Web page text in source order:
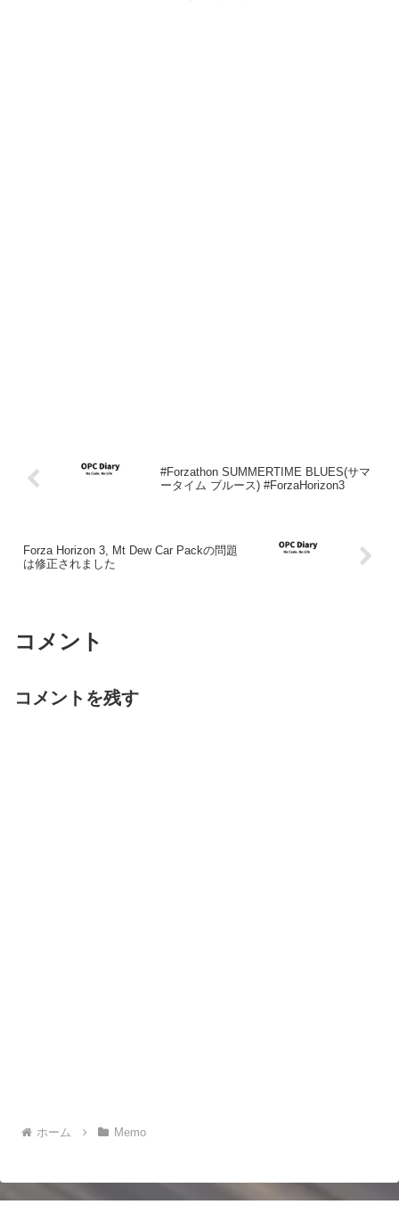
#Forzathon SUMMERTIME BLUES(サマ
ータイム ブルース) #ForzaHorizon3
Forza Horizon 3, Mt Dew Car Packの問題
は修正されました
コメント
コメントを残す
ホーム Memo